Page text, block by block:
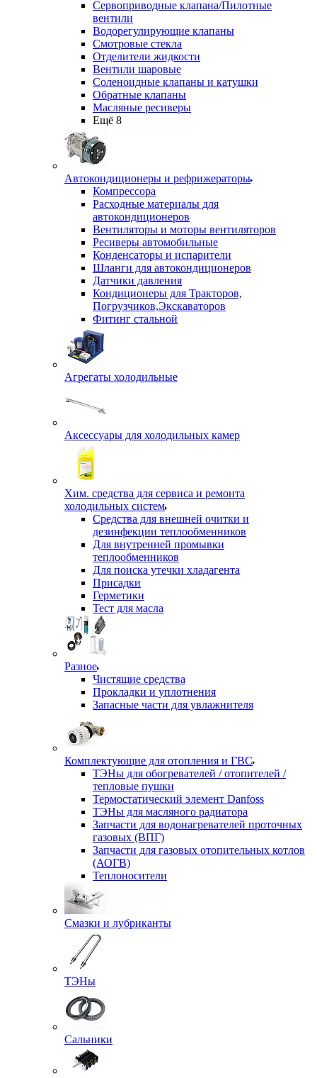
Сервоприводные клапана/Пилотные
вентили
Водорегулирующие клапаны
Смотровые стекла
Отделители жидкости
Вентили шаровые
Соленоидные клапаны и катушки
Обратные клапаны
Масляные ресиверы
Ещё 8
Автокондиционеры и рефрижераторы
Компрессора
Расходные материалы для
автокондиционеров
Вентиляторы и моторы вентиляторов
Ресиверы автомобильные
Конденсаторы и испарители
Шланги для автокондиционеров
Датчики давления
Кондиционеры для Тракторов,
Погрузчиков,Экскаваторов
Фитинг стальной
Агрегаты холодильные
Аксессуары для холодильных камер
Хим. средства для сервиса и ремонта
холодильных систем
Средства для внешней очитки и
дезинфекции теплообменников
Для внутренней промывки
теплообменников
Для поиска утечки хладагента
Присадки
Герметики
Тест для масла
Разное
Чистящие средства
Прокладки и уплотнения
Запасные части для увлажнителя
Комплектующие для отопления и ГВС
ТЭНы для обогревателей / отопителей /
тепловые пушки
Термостатический элемент Danfoss
ТЭНы для масляного радиатора
Запчасти для водонагревателей проточных
газовых (ВПГ)
Запчасти для газовых отопительных котлов
(АОГВ)
Теплоносители
Смазки и лубриканты
ТЭНы
Сальники